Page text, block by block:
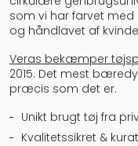
som vi har farvet med
og håndlavet af
Veras bekæmper
2015. Det mest
præcis som det er.
Unikt brugt tøj fra
Kvalitetssikret &